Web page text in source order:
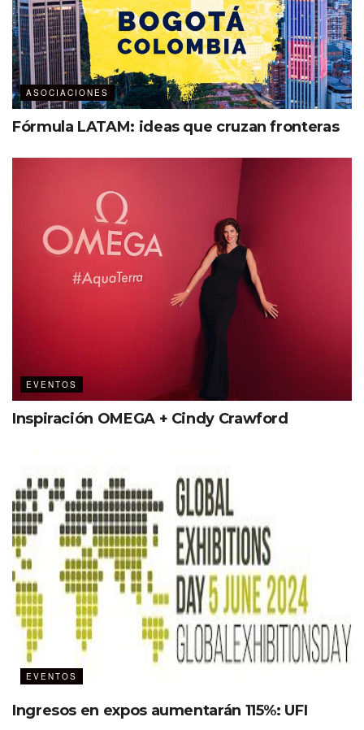
ASOCIACIONES
Fórmula LATAM: ideas que cruzan fronteras
EVENTOS
Inspiración OMEGA + Cindy Crawford
EVENTOS
Ingresos en expos aumentarán 115%: UFI